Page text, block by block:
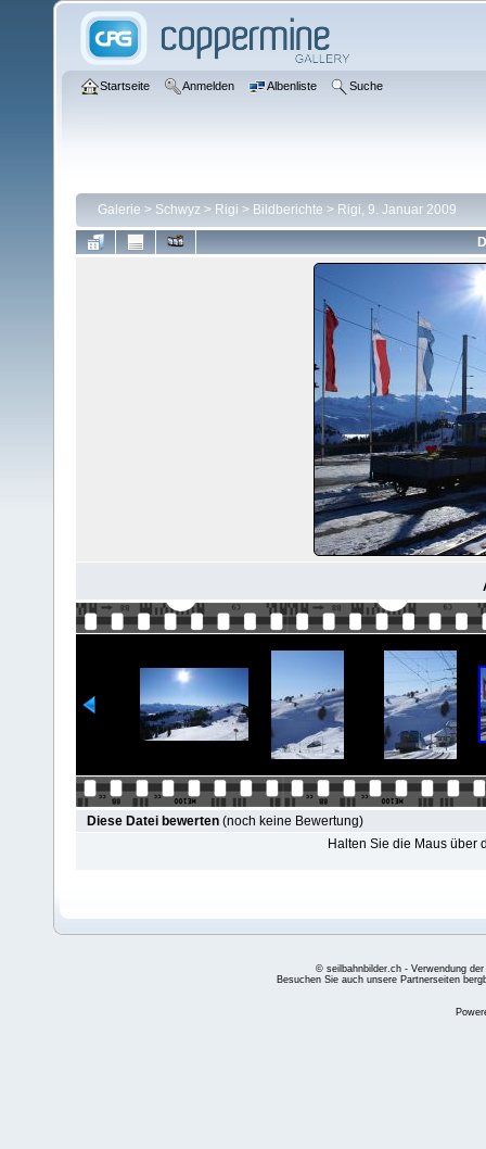
Startseite Anmelden Albenliste Suche
Galerie > Schwyz > Rigi > Bildberichte > Rigi, 9. Januar 2009
Diese Datei bewerten (noch keine Bewertung)
Halten Sie die Maus über
© seilbahnbilder.ch - Verwendung
Besuchen Sie auch unsere Partnerseiten